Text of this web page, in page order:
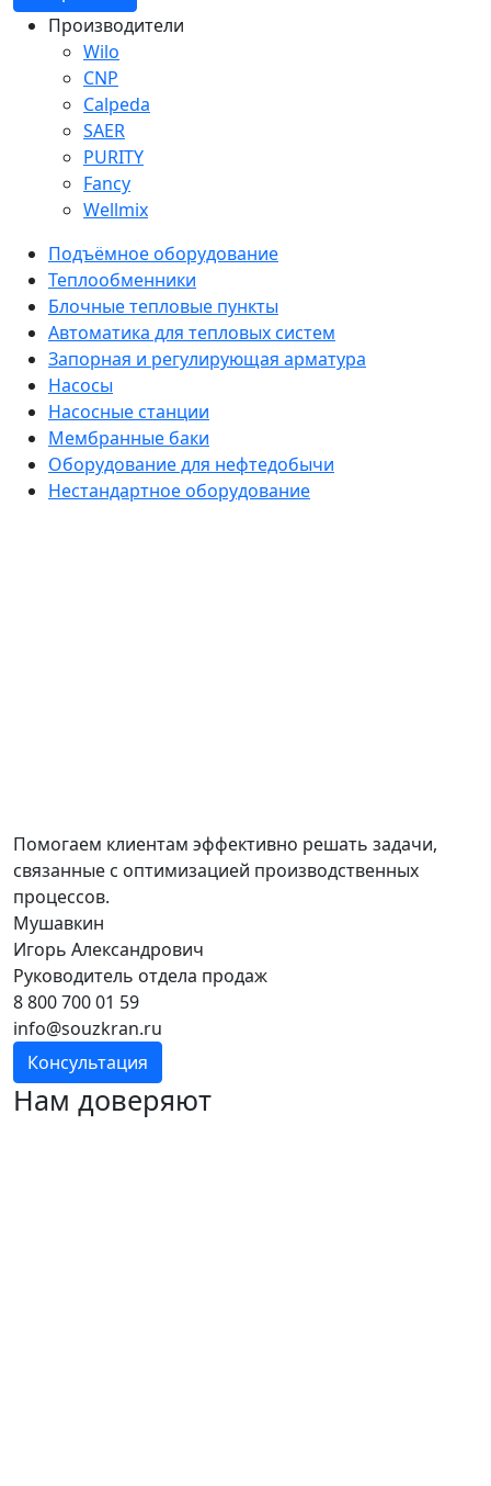
Производители
Wilo
CNP
Calpeda
SAER
PURITY
Fancy
Wellmix
Подъёмное оборудование
Теплообменники
Блочные тепловые пункты
Автоматика для тепловых систем
Запорная и регулирующая арматура
Насосы
Насосные станции
Мембранные баки
Оборудование для нефтедобычи
Нестандартное оборудование
Помогаем клиентам эффективно решать задачи,
связанные с оптимизацией производственных
процессов.
Мушавкин
Игорь Александрович
Руководитель отдела продаж
8 800 700 01 59
info@souzkran.ru
Консультация
Нам доверяют